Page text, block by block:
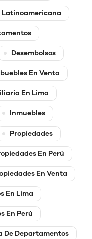
Desembolsos
En Venta
En Lima
Inmuebles
Propiedades
En Perú
En Venta
En Lima
En Perú
De Departamentos